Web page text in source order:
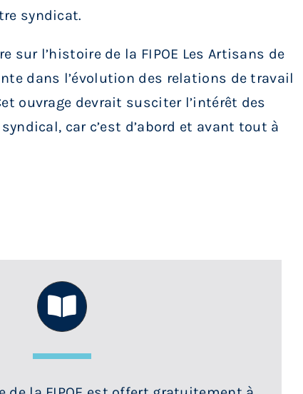
syndicat.
sur l’histoire de la FIPOE Les Artisans de
dans l’évolution des relations de travail
ouvrage devrait susciter l’intérêt des
car c’est d’abord et avant tout à